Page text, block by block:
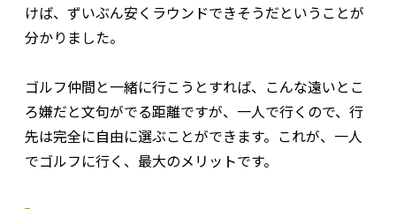
けば、ずいぶん安くラウンドできそうだということが
分かりました。
ゴルフ仲間と一緒に行こうとすれば、こんな遠いとこ
ろ嫌だと文句がでる距離ですが、一人で行くので、行
先は完全に自由に選ぶことができます。これが、一人
でゴルフに行く、最大のメリットです。